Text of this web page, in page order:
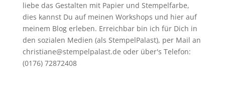
liebe das Gestalten mit Papier und Stempelfarbe,
dies kannst Du auf meinen Workshops und hier auf
meinem Blog erleben. Erreichbar bin ich für Dich in
den sozialen Medien (als StempelPalast), per Mail an
christiane@stempelpalast.de oder über's Telefon:
(0176) 72872408